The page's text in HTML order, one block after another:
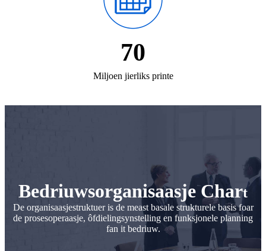
70
Miljoen jierliks ​​printe
Bedriuwsorganisaasje Chart
De organisaasjestruktuer is de meast basale strukturele basis foar
de prosesoperaasje, ôfdielingsynstelling en funksjonele planning
fan it bedriuw.